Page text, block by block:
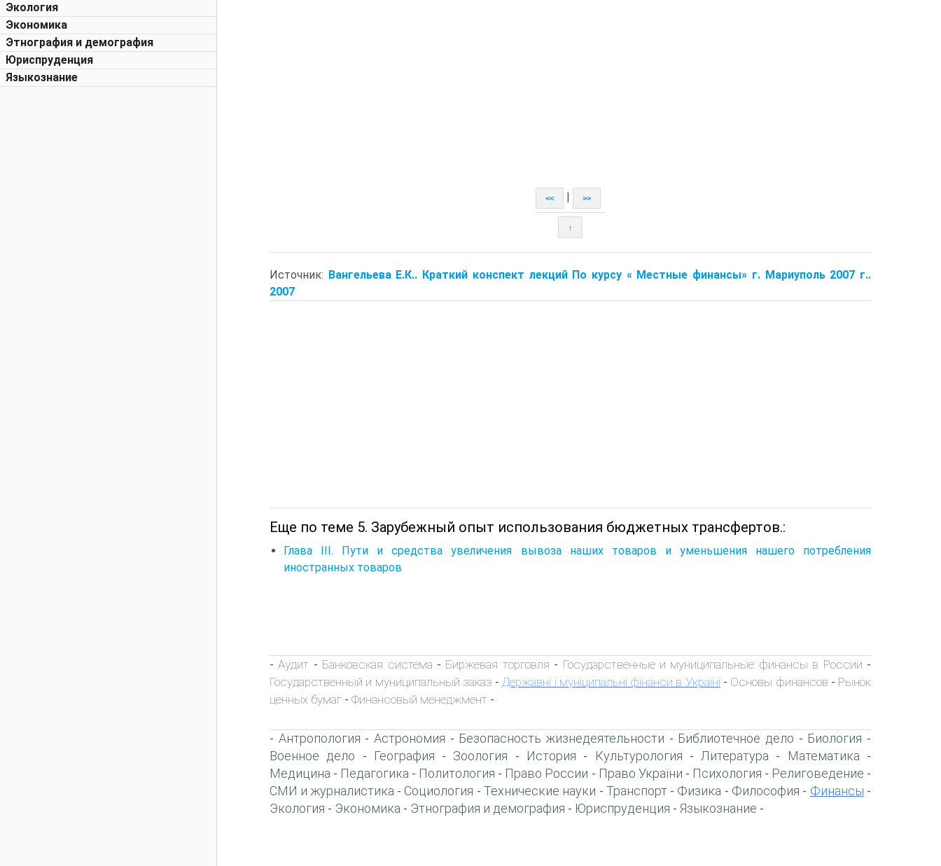
Экология
Экономика
Этнография и демография
Юриспруденция
Языкознание
<< >>
↑
Источник: Вангельева Е.К.. Краткий конспект лекций По курсу « Местные финансы» г. Мариуполь 2007 г..
2007
Еще по теме 5. Зарубежный опыт использования бюджетных трансфертов.:
Глава III. Пути и средства увеличения вывоза наших товаров и уменьшения нашего потребления
иностранных товаров
-Аудит - Банковская система - Биржевая торговля - Государственные и муниципальные финансы в России -
Государственный и муниципальный заказ - Державні і муніципальні фінанси в Україні - Основы финансов - Рынок
ценных бумаг - Финансовый менеджмент -
- Антропология -Астрономия - Безопасность жизнедеятельности - Библиотечное дело - Биология -
Военное дело - География - Зоология - История - Культурология - Литература - Математика -
Медицина - Педагогика - Политология - Право России - Право України - Психология - Религоведение -
СМИ и журналистика - Социология - Технические науки - Транспорт- Физика - Философия - Финансы -
Экология - Экономика - Этнография и демография - Юриспруденция - Языкознание -